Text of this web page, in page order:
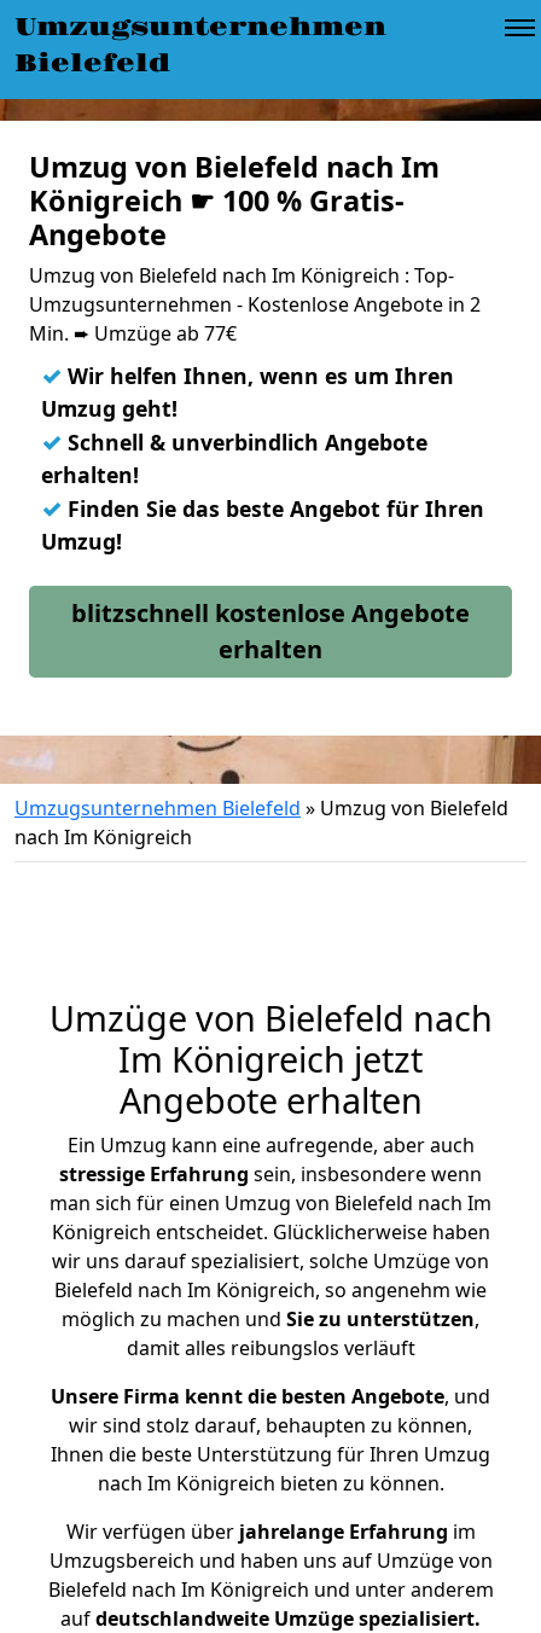
Umzugsunternehmen
Bielefeld
Umzug von Bielefeld nach Im
Königreich ☛ 100 % Gratis-
Angebote
Umzug von Bielefeld nach Im Königreich : Top-
Umzugsunternehmen - Kostenlose Angebote in 2
Min. ➨ Umzüge ab 77€
✓ Wir helfen Ihnen, wenn es um Ihren
Umzug geht!
✓ Schnell & unverbindlich Angebote
erhalten!
✓ Finden Sie das beste Angebot für Ihren
Umzug!
blitzschnell kostenlose Angebote
erhalten
Umzugsunternehmen Bielefeld » Umzug von Bielefeld
nach Im Königreich
Umzüge von Bielefeld nach
Im Königreich jetzt
Angebote erhalten
Ein Umzug kann eine aufregende, aber auch
stressige Erfahrung sein, insbesondere wenn
man sich für einen Umzug von Bielefeld nach Im
Königreich entscheidet. Glücklicherweise haben
wir uns darauf spezialisiert, solche Umzüge von
Bielefeld nach Im Königreich, so angenehm wie
möglich zu machen und Sie zu unterstützen,
damit alles reibungslos verläuft
Unsere Firma kennt die besten Angebote, und
wir sind stolz darauf, behaupten zu können,
Ihnen die beste Unterstützung für Ihren Umzug
nach Im Königreich bieten zu können.
Wir verfügen überjahrelange Erfahrung im
Umzugsbereich und haben uns auf Umzüge von
Bielefeld nach Im Königreich und unter anderem
aufdeutschlandweite Umzüge spezialisiert.